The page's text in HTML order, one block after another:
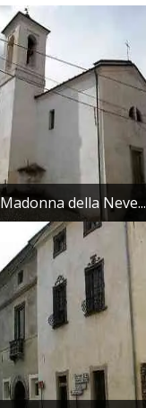
Madonna della Neve...